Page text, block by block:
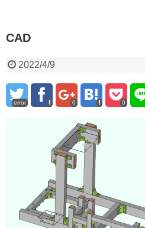
CAD
2022/4/9
error 0 0